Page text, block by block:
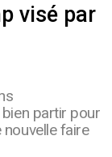
visé par
partir pour
faire